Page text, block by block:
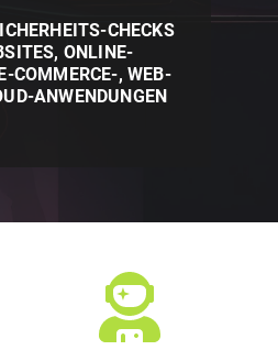
CHECKS
ONLINE-
COMMERCE-, WEB-
ANWENDUNGEN